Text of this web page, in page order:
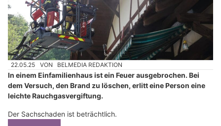
22.05.25 VON BELMEDIA REDAKTION
In einem Einfamilienhaus ist ein Feuer ausgebrochen. Bei
dem Versuch, den Brand zu löschen, erlitt eine Person eine
leichte Rauchgasvergiftung.
Der Sachschaden ist beträchtlich.